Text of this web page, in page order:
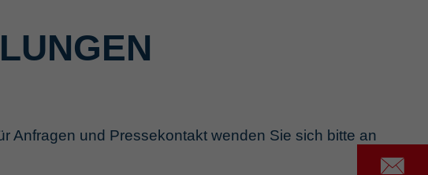
Anfragen und Pressekontakt wenden Sie sich bitte an